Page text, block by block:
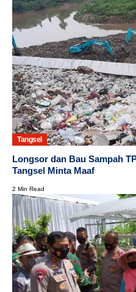
Tangsel
Longsor dan Bau Sampah
Tangsel Minta Maaf
2 Min Read